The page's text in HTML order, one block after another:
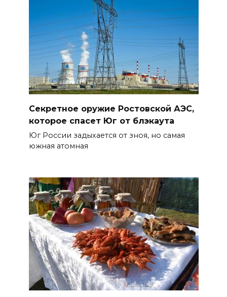
Секретное оружие Ростовской АЭС,
которое спасет Юг от блэкаута
Юг России задыхается от зноя, но самая
южная атомная